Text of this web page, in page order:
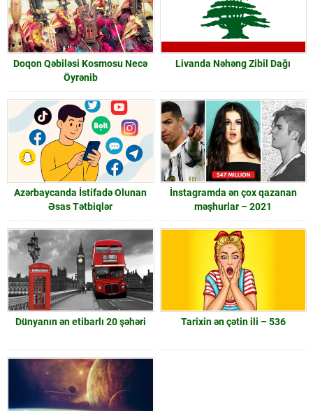
Doqon Qəbiləsi Kosmosu Necə
Öyrənib
Livanda Nəhəng Zibil Dağı
Azərbaycanda İstifadə Olunan
Əsas Tətbiqlər
İnstagramda ən çox qazanan
məşhurlar – 2021
Dünyanın ən etibarlı 20 şəhəri Tarixin ən çətin ili – 536